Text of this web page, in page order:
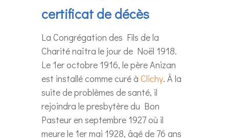
certificat de décès
La Congrégation des Fils de la
Charité naîtra le jour de Noël 1918.
Le 1er octobre 1916, le père Anizan
est installé comme curé à Clichy. À la
suite de problèmes de santé, il
rejoindra le presbytère du Bon
Pasteur en septembre 1927 où il
meure le 1er mai 1928, âgé de 76 ans